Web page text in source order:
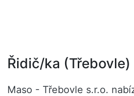
Řidič/ka (Třebovle)
Maso - Třebovle s.r.o.